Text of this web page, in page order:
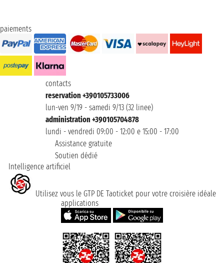
paiements
contacts
reservation +390105733006
lun-ven 9/19 - samedi 9/13 (32 linee)
administration +390105704878
lundi - vendredi 09:00 - 12:00 e 15:00 - 17:00
Assistance gratuite
Soutien dédié
Intelligence artificiel
Utilisez vous le GTP DE Taoticket pour votre croisière idéale
applications